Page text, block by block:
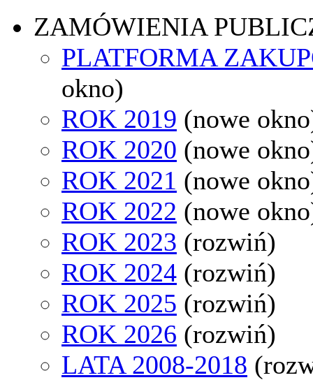
ZAMÓWIENIA
PLATFORMA
okno)
ROK 2019 (nowe
ROK 2020 (nowe
ROK 2021 (nowe
ROK 2022 (nowe
ROK 2023 (rozwiń)
ROK 2024 (rozwiń)
ROK 2025 (rozwiń)
ROK 2026 (rozwiń)
LATA 2008-2018